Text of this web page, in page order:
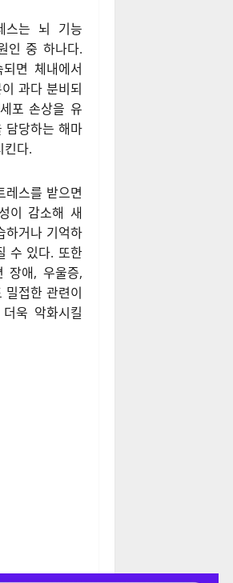
경험할 가능
면의 질이 낮
증과 같은 문
세포 손상이
.
스는 뇌 기능
인 중 하나다.
면 체내에서
과다 분비되
포 손상을 유
담당하는 해마
다.